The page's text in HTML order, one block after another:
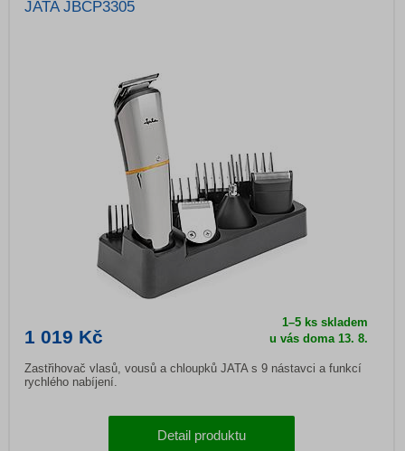
JATA JBCP3305
1 019 Kč
1–5 ks skladem
u vás doma 13. 8.
Zastřihovač vlasů, vousů a chloupků JATA s 9 nástavci a funkcí
rychlého nabíjení.
Detail produktu